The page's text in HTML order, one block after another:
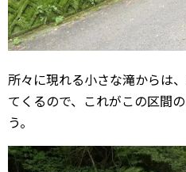
所々に現れる小さな滝からは
てくるので、これがこの区間
う。